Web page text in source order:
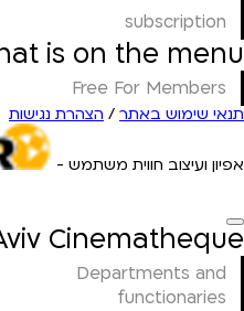
subscription
is on the menu
Free For Members
תנאי שימוש באתר / הצהרת נגישות
אפיון ועיצוב חווית משתמש -
Cinematheque
Departments and
functionaries